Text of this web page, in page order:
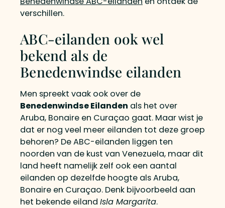
verschillen.
ABC-eilanden ook wel
bekend als de
Benedenwindse eilanden
Men spreekt vaak ook over de
Benedenwindse Eilanden als het over
Aruba, Bonaire en Curaçao gaat. Maar wist je
dat er nog veel meer eilanden tot deze groep
behoren? De ABC-eilanden liggen ten
noorden van de kust van Venezuela, maar dit
land heeft namelijk zelf ook een aantal
eilanden op dezelfde hoogte als Aruba,
Bonaire en Curaçao. Denk bijvoorbeeld aan
het bekende eiland Isla Margarita.